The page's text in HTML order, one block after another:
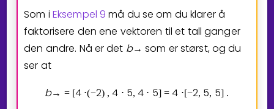
Som i Eksempel 9 må du se om du klarer å
faktorisere den ene vektoren til et tall ganger
den andre. Nå er det b→ som er størst, og du
ser at
b→ = [4 ⋅(−2) , 4 ⋅ 5, 4 ⋅ 5] = 4 ⋅[−2, 5, 5] .